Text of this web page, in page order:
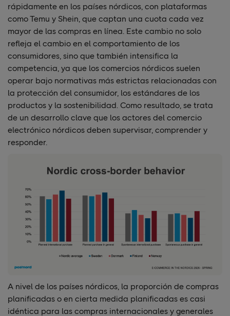
rápidamente en los países nórdicos, con plataformas
como Temu y Shein, que captan una cuota cada vez
mayor de las compras en línea. Este cambio no solo
refleja el cambio en el comportamiento de los
consumidores, sino que también intensifica la
competencia, ya que los comercios nórdicos suelen
operar bajo normativas más estrictas relacionadas con
la protección del consumidor, los estándares de los
productos y la sostenibilidad. Como resultado, se trata
de un desarrollo clave que los actores del comercio
electrónico nórdicos deben supervisar, comprender y
responder.
A nivel de los países nórdicos, la proporción de compras
planificadas o en cierta medida planificadas es casi
idéntica para las compras internacionales y generales